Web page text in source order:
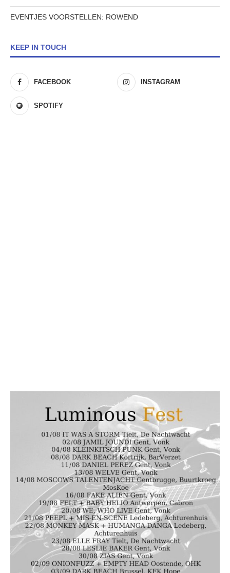
EVENTJES VOORSTELLEN: ROWEND
KEEP IN TOUCH
FACEBOOK INSTAGRAM
SPOTIFY